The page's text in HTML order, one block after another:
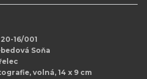
16/001
Soňa
volná, 14 x 9 cm